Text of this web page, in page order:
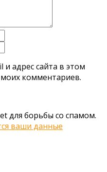
адрес сайта в этом
комментариев.
для борьбы со спамом.
ваши данные